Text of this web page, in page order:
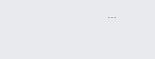
---